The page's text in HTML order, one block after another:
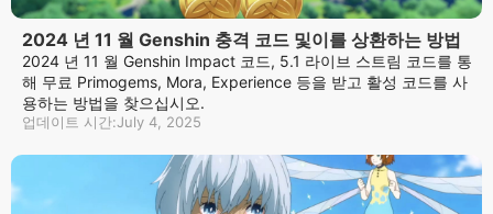
2024 년 11 월 Genshin 충격 코드 및이를 상환하는 방법
2024 년 11 월 Genshin Impact 코드, 5.1 라이브 스트림 코드를 통
해 무료 Primogems, Mora, Experience 등을 받고 활성 코드를 사
용하는 방법을 찾으십시오.
업데이트 시간:July 4, 2025